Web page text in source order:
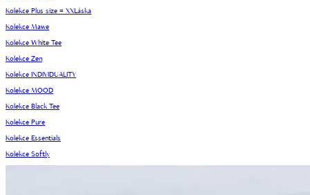
Kolekce Plus size = XXLáska
Kolekce Mawe
Kolekce White Tee
Kolekce Zen
Kolekce INDIVIDUALITY
Kolekce MOOD
Kolekce Black Tee
Kolekce Pure
Kolekce Essentials
Kolekce Softly